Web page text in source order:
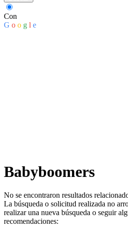
Con
G o o g l e
Babyboomers
No se encontraron resultados
La búsqueda o solicitud realizada no
realizar una nueva búsqueda o seguir
recomendaciones: